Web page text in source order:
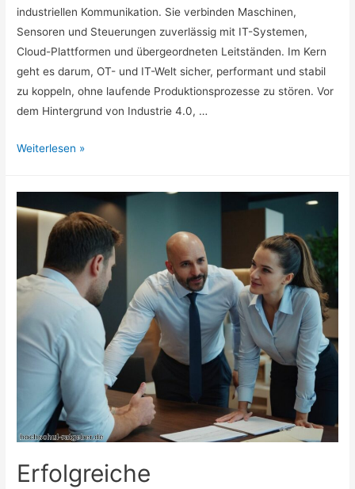
industriellen Kommunikation. Sie verbinden Maschinen,
Sensoren und Steuerungen zuverlässig mit IT-Systemen,
Cloud-Plattformen und übergeordneten Leitständen. Im Kern
geht es darum, OT- und IT-Welt sicher, performant und stabil
zu koppeln, ohne laufende Produktionsprozesse zu stören. Vor
dem Hintergrund von Industrie 4.0, …
Smarte
Gateways
vernetzte
Maschinen
und
Weiterlesen »
Erfolgreiche